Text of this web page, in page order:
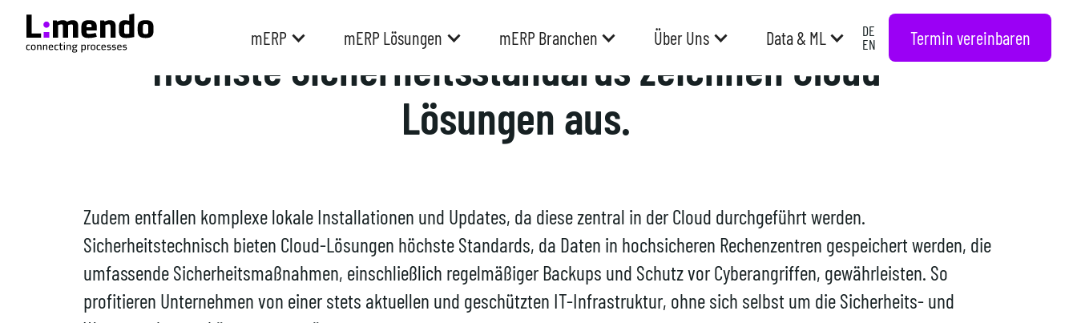
mERP mERP Lösungen mERP Branchen Über Uns Data & ML DE
EN Termin vereinbaren
Höchste Sicherheitsstandards zeichnen Cloud
Lösungen aus.
Zudem entfallen komplexe lokale Installationen und Updates, da diese zentral in der Cloud durchgeführt werden.
Sicherheitstechnisch bieten Cloud-Lösungen höchste Standards, da Daten in hochsicheren Rechenzentren gespeichert werden, die
umfassende Sicherheitsmaßnahmen, einschließlich regelmäßiger Backups und Schutz vor Cyberangriffen, gewährleisten. So
profitieren Unternehmen von einer stets aktuellen und geschützten IT-Infrastruktur, ohne sich selbst um die Sicherheits- und